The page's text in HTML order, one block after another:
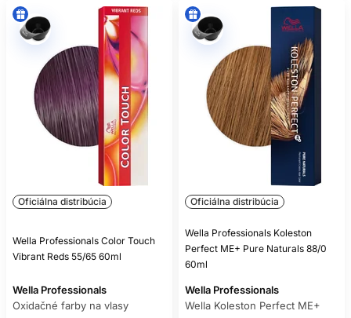
Oficiálna distribúcia
Wella Professionals Color Touch
Vibrant Reds 55/65 60ml
Wella Professionals
Oxidačné farby na vlasy
Oficiálna distribúcia
Wella Professionals Koleston
Perfect ME+ Pure Naturals 88/0
60ml
Wella Professionals
Wella Koleston Perfect ME+